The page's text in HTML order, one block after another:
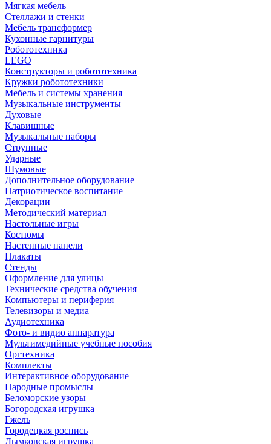
Мягкая мебель
Стеллажи и стенки
Мебель трансформер
Кухонные гарнитуры
Робототехника
LEGO
Конструкторы и робототехника
Кружки робототехники
Мебель и системы хранения
Музыкальные инструменты
Духовые
Клавишные
Музыкальные наборы
Струнные
Ударные
Шумовые
Дополнительное оборудование
Патриотическое воспитание
Декорации
Методический материал
Настольные игры
Костюмы
Настенные панели
Плакаты
Стенды
Оформление для улицы
Технические средства обучения
Компьютеры и периферия
Телевизоры и медиа
Аудиотехника
Фото- и видио аппаратура
Мультимедийные учебные пособия
Оргтехника
Комплекты
Интерактивное оборудование
Народные промыслы
Беломорские узоры
Богородская игрушка
Гжель
Городецкая роспись
Дымковская игрушка